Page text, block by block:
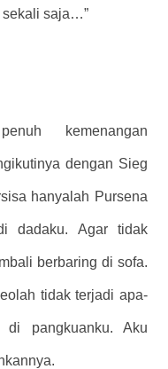
sekali saja…”
kemenangan
dengan Sieg
hanyalah Pursena
dadaku. Agar tidak
berbaring di sofa.
tidak terjadi apa-
pangkuanku. Aku